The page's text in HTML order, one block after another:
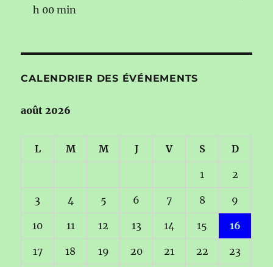
h 00 min
CALENDRIER DES ÉVÉNEMENTS
août 2026
L M M J V S D
1 2
3 4 5 6 7 8 9
10 11 12 13 14 15 16
17 18 19 20 21 22 23